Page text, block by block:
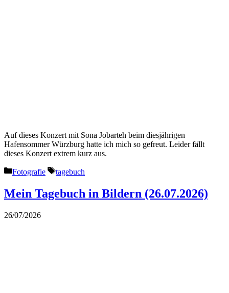
Auf dieses Konzert mit Sona Jobarteh beim diesjährigen
Hafensommer Würzburg hatte ich mich so gefreut. Leider fällt
dieses Konzert extrem kurz aus.
Kategorien
Fotografie Schlagwörter
tagebuch
Mein Tagebuch in Bildern (26.07.2026)
26/07/2026